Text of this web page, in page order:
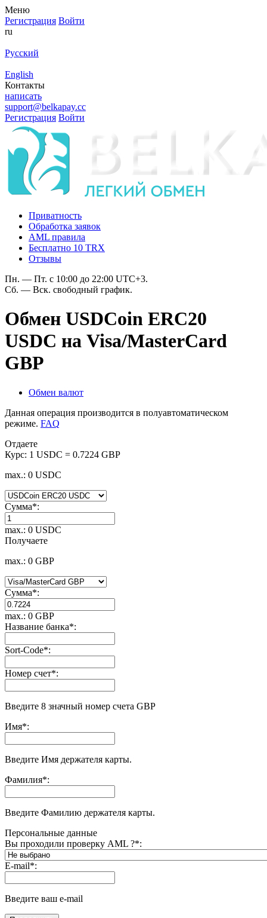
Меню
Регистрация Войти
ru
Русский
English
Контакты
написать
support@belkapay.cc
Регистрация Войти
Приватность
Обработка заявок
AML правила
Бесплатно 10 TRX
Отзывы
Пн. — Пт. с 10:00 до 22:00 UTC+3.
Сб. — Вск. свободный график.
Обмен USDCoin ERC20
USDC на Visa/MasterCard
GBP
Обмен валют
Данная операция производится в полуавтоматическом
режиме. FAQ
Отдаете
Курс: 1 USDC = 0.7224 GBP
max.: 0 USDC
Сумма*:
max.: 0 USDC
Получаете
max.: 0 GBP
Сумма*:
max.: 0 GBP
Название банка*:
Sort-Code*:
Номер счет*:
Введите 8 значный номер счета GBP
Имя*:
Введите Имя держателя карты.
Фамилия*:
Введите Фамилию держателя карты.
Персональные данные
Вы проходили проверку AML ?*:
E-mail*:
Введите ваш e-mail